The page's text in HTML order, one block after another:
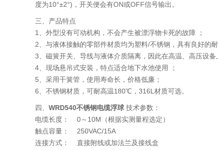
度为10°±2°)，开关便会有ON或OFF信号输出。
三、产品特点
1、外型没有可动机构，不会产生被漂浮物卡死的故障 ；
2、与液体接触的零部件材质均为塑料/不锈钢，具有良好的
3、磁簧开关、导线与液体介质隔离，因此在高温、高压设
4、现场悬吊式安装，特点适合地下水池使用 ；
5、采用干簧管，使用寿命长，价格低廉；
6、不锈钢材质，可耐高温180℃，316L材质可选。
四、 WRD540不锈钢电缆浮球 技术参数：
电缆长度： 0～10M（根据实测量程选定）
触点容量： 250VAC/15A
连接方式： 直接附线或加法兰及接线盒